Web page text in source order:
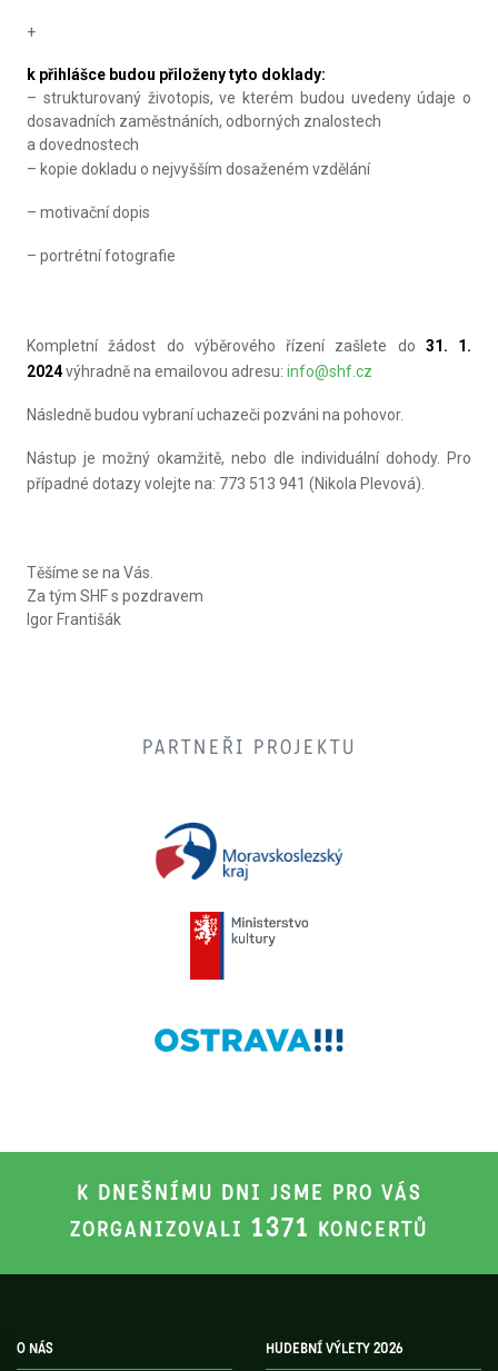
+
k přihlášce budou přiloženy tyto doklady:
– strukturovaný životopis, ve kterém budou uvedeny údaje o
dosavadních zaměstnáních, odborných znalostech
a dovednostech
– kopie dokladu o nejvyšším dosaženém vzdělání
– motivační dopis
– portrétní fotografie
Kompletní žádost do výběrového řízení zašlete do 31. 1.
2024výhradněna emailovou adresu: info@shf.cz
Následně budou vybraní uchazeči pozváni na pohovor.
Nástup je možný okamžitě, nebo dle individuální dohody. Pro
případné dotazy volejte na: 773 513 941 (Nikola Plevová).
Těšíme se na Vás.
Za tým SHF s pozdravem
Igor Františák
PARTNEŘI PROJEKTU
K DNEŠNÍMU DNI JSME PRO VÁS
ZORGANIZOVALI 1371 KONCERTŮ
O NÁS HUDEBNÍ VÝLETY 2026